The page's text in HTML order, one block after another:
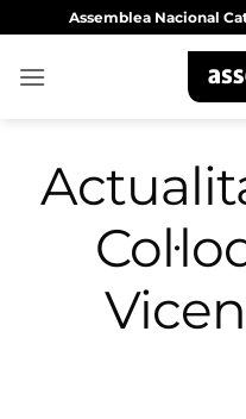
content
Assemblea Nacional